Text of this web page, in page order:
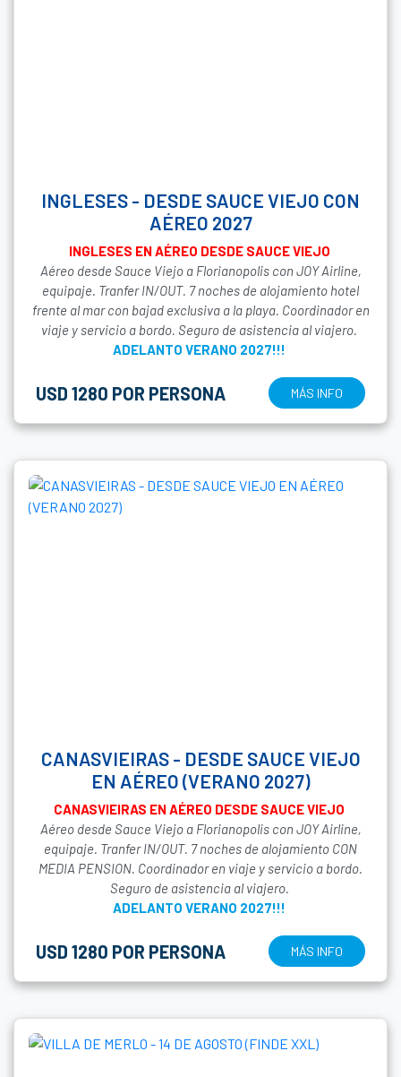
INGLESES - DESDE SAUCE VIEJO CON
AÉREO 2027
INGLESES EN AÉREO DESDE SAUCE VIEJO
Aéreo desde Sauce Viejo a Florianopolis con JOY Airline,
equipaje. Tranfer IN/OUT. 7 noches de alojamiento hotel
frente al mar con bajad exclusiva a la playa. Coordinador en
viaje y servicio a bordo. Seguro de asistencia al viajero.
ADELANTO VERANO 2027!!!
USD 1280 POR PERSONA MÁS INFO
CANASVIEIRAS - DESDE SAUCE VIEJO
EN AÉREO (VERANO 2027)
CANASVIEIRAS EN AÉREO DESDE SAUCE VIEJO
Aéreo desde Sauce Viejo a Florianopolis con JOY Airline,
equipaje. Tranfer IN/OUT. 7 noches de alojamiento CON
MEDIA PENSION. Coordinador en viaje y servicio a bordo.
Seguro de asistencia al viajero.
ADELANTO VERANO 2027!!!
USD 1280 POR PERSONA MÁS INFO